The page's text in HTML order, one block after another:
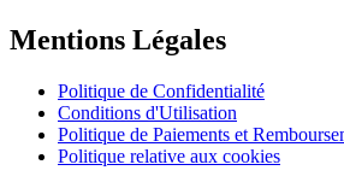
Mentions Légales
Politique de Confidentialité
Conditions d'Utilisation
Politique de Paiements et
Politique relative aux cookies